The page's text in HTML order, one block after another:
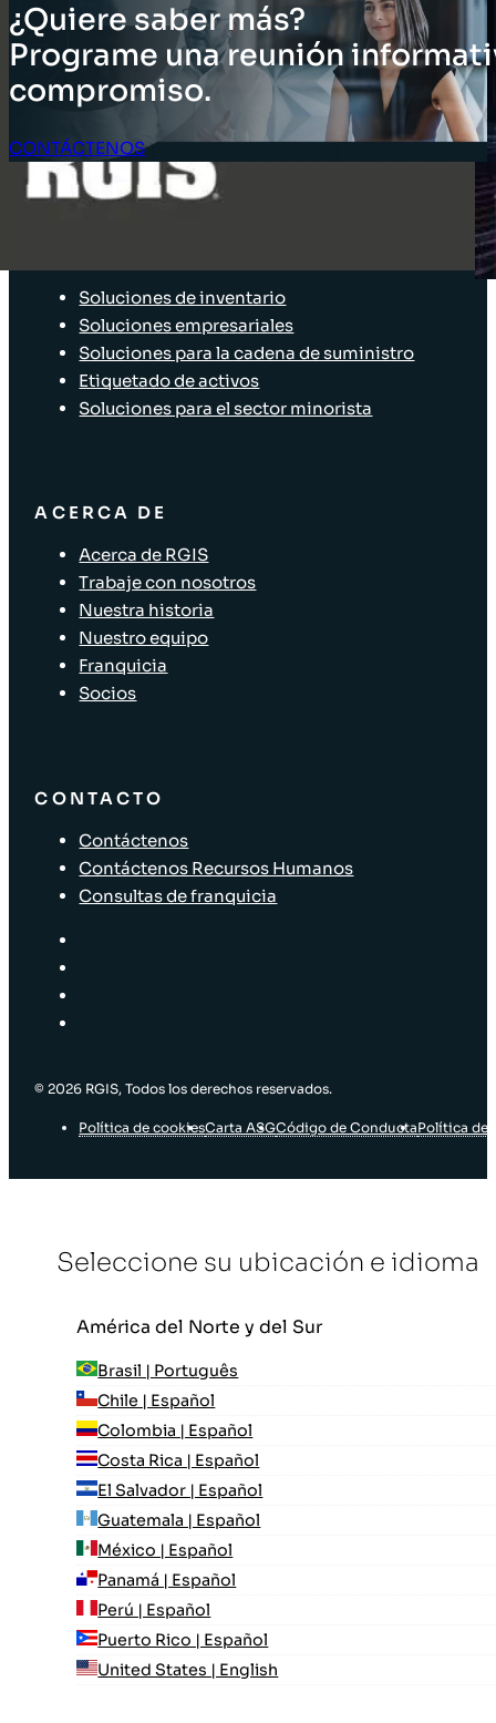
¿Quiere saber más?
Programe una reunión
compromiso.
CONTÁCTENOS
Soluciones de inventario
Soluciones empresariales
Soluciones para la cadena de suministro
Etiquetado de activos
Soluciones para el sector minorista
ACERCA DE
Acerca de RGIS
Trabaje con nosotros
Nuestra historia
Nuestro equipo
Franquicia
Socios
CONTACTO
Contáctenos
Contáctenos Recursos Humanos
Consultas de franquicia
© 2026 RGIS, Todos los derechos reservados.
Política de cookiesCarta ASGCódigo de ConductaPolítica de
Seleccione su ubicación e idioma
América del Norte y del Sur
Brasil | Português
Chile | Español
Colombia | Español
Costa Rica | Español
El Salvador | Español
Guatemala | Español
México | Español
Panamá | Español
Perú | Español
Puerto Rico | Español
United States | English